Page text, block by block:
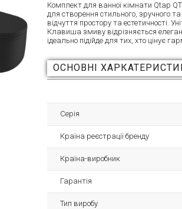
Комплект для ванної кімнати Qtap
для створення стильного, зручного
відчуття простору та естетичності.
Клавиша змиву відрізняється
ідеально підійде для тих, хто цінує
ОСНОВНІ
Серія
Країна реєстрації бренду
Країна-виробник
Гарантія
Тип виробу